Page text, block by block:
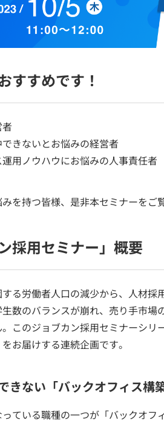
すすめです！
きないとお悩みの経営者
用ノウハウにお悩みの人事責任者
を持つ皆様、是非本セミナーをご
採用セミナー」概要
る労働者人口の減少から、人材
数のバランスが崩れ、売り手市
このジョブカン採用セミナーシリ
お届けする連続企画です。
きない「バックオフィス構
ている職種の一つが「バックオ